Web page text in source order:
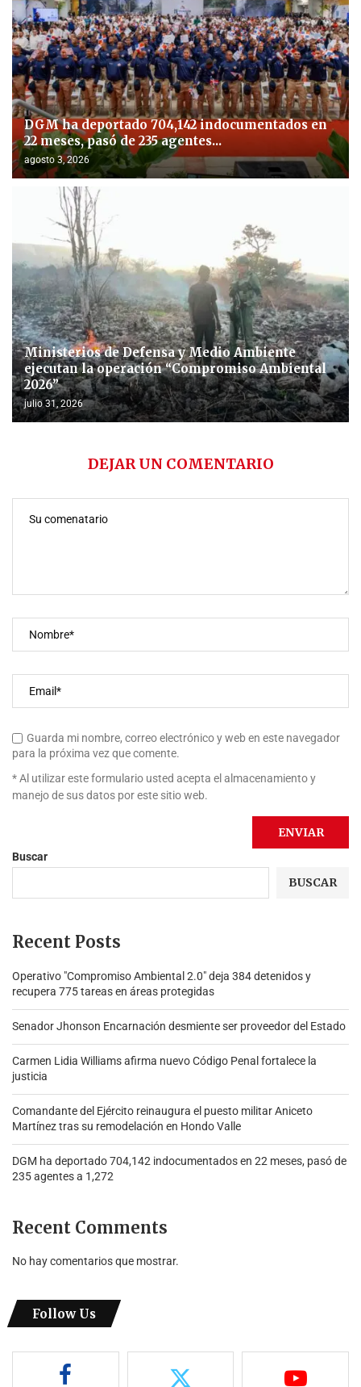
DGM ha deportado 704,142 indocumentados en
22 meses, pasó de 235 agentes...
agosto 3, 2026
Ministerios de Defensa y Medio Ambiente
ejecutan la operación “Compromiso Ambiental
2026”
julio 31, 2026
DEJAR UN COMENTARIO
Guarda mi nombre, correo electrónico y web en este navegador
para la próxima vez que comente.
* Al utilizar este formulario usted acepta el almacenamiento y
manejo de sus datos por este sitio web.
Buscar
BUSCAR
Recent Posts
Operativo "Compromiso Ambiental 2.0″ deja 384 detenidos y
recupera 775 tareas en áreas protegidas
Senador Jhonson Encarnación desmiente ser proveedor del Estado
Carmen Lidia Williams afirma nuevo Código Penal fortalece la
justicia
Comandante del Ejército reinaugura el puesto militar Aniceto
Martínez tras su remodelación en Hondo Valle
DGM ha deportado 704,142 indocumentados en 22 meses, pasó de
235 agentes a 1,272
Recent Comments
No hay comentarios que mostrar.
Follow Us